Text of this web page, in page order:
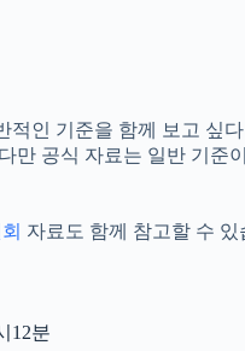
적인 기준을 함께 보고 싶다
만 공식 자료는 일반 기
자료도 함께 참고할 수
12분